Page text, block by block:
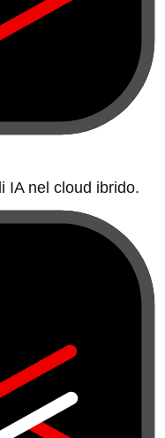
IA nel cloud ibrido.